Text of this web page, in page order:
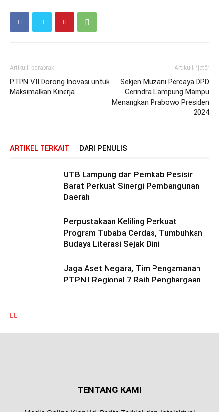
Artikulli paraprak
PTPN VII Dorong Inovasi untuk
Maksimalkan Kinerja
Artikulli tjetër
Sekjen Muzani Percaya DPD
Gerindra Lampung Mampu
Menangkan Prabowo Presiden
2024
ARTIKEL TERKAIT DARI PENULIS
UTB Lampung dan Pemkab Pesisir
Barat Perkuat Sinergi Pembangunan
Daerah
Perpustakaan Keliling Perkuat
Program Tubaba Cerdas, Tumbuhkan
Budaya Literasi Sejak Dini
Jaga Aset Negara, Tim Pengamanan
PTPN I Regional 7 Raih Penghargaan
TENTANG KAMI